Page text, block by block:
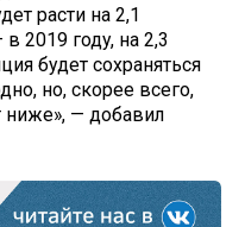
расти на 2,1
2019 году, на 2,3
будет сохраняться
но, скорее всего,
ниже», — добавил